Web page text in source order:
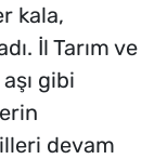
kala,
İl Tarım ve
gibi
devam